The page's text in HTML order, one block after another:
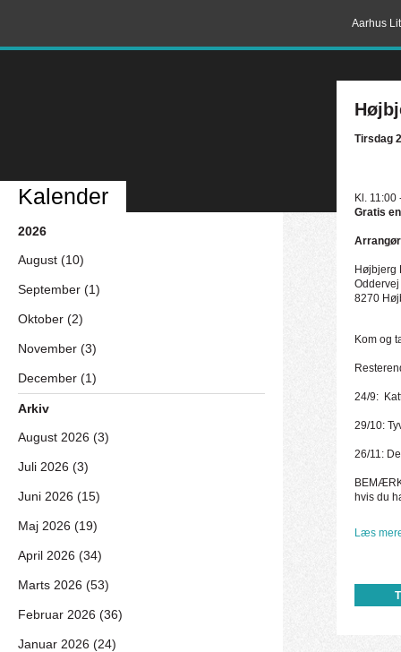
Aarhus
Tirsdag
Kl. 11:00
Gratis
Højbjerg
8270
Kom og
24/9:
29/10:
26/11:
hvis du
Læs
Kalender
2026
August (10)
September (1)
Oktober (2)
November (3)
December (1)
Arkiv
August 2026 (3)
Juli 2026 (3)
Juni 2026 (15)
Maj 2026 (19)
April 2026 (34)
Marts 2026 (53)
Februar 2026 (36)
Januar 2026 (24)